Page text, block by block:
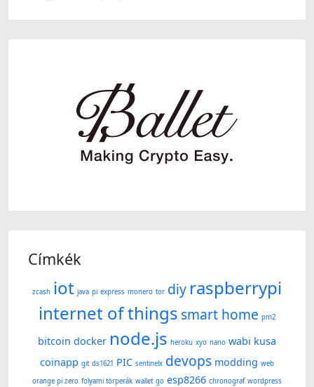
Címkék
zcash iot java pi express monero tor diy raspberrypi
internet of things smart home pm2
bitcoin docker node.js heroku xyo nano wabi kusa
coinapp git ds1621 PIC sentinelx devops modding web
orange pi zero folyami törperák wallet go esp8266 chronograf wordpress